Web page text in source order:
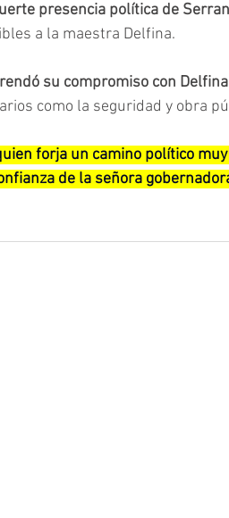
presencia política de
a la maestra Delfina.
su compromiso con
como la seguridad y obra
forja un camino político
de la señora